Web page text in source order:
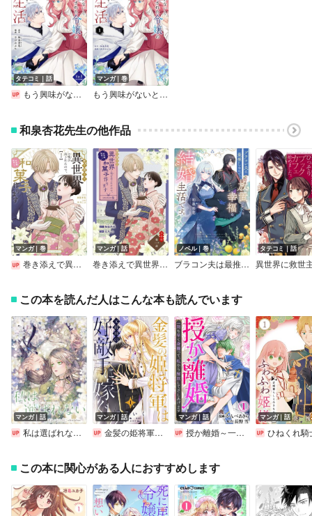
タテコミ｜話
もう興味がないと離婚された令嬢の意外と楽しい新生活【フルカラー】
マンガ｜巻
もう興味がないと離婚された令嬢の意外と楽しい新生活
和泉杏花先生の他作品
マンガ｜巻
巻き添えで異世界に喚び出されたので、世界観無視して和菓子作ります
マンガ｜話
巻き添えで異世界に喚び出されたので、世界観無視して和菓子作ります【単話】
ノベル｜巻
ブラコン夫は最推しなので、放置されても幸福な結婚生活です。【電子特典付き】
タテコミ｜話
この本を読んだ人はこんな本も読んでいます
マンガ｜話
私は選ばれない 【連載版】
マンガ｜話
金髪の姫将軍は元敵国の好敵手に嫁ぐ 単話版
マンガ｜話
授か離婚～一刻も早く身籠って、私から解放してさしあげます！
マンガ｜話
ひねくれ騎士とふわふわ姫様 古城暮らしと小さなおうち
この本に関心がある人におすすめします